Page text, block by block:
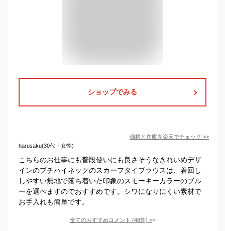
ショップでみる
価格と在庫を楽天でチェック >>
harusaku(30代・女性)
こちらのお仕事にも普段使いにも良さそうなきれいめデザ
インのプチハイネックのスカーフタイブラウスは、着回し
しやすい無地で落ち着いた印象のスモーキーカラーのブル
ーを選べますのでおすすめです。シワになりにくい素材で
お手入れも簡単です。
全てのおすすめコメント (48件) >